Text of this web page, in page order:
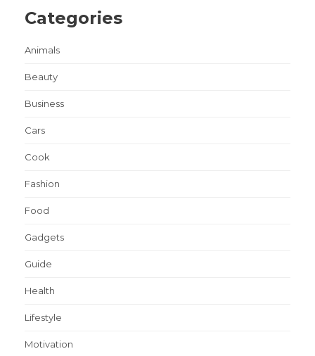
Categories
Animals
Beauty
Business
Cars
Cook
Fashion
Food
Gadgets
Guide
Health
Lifestyle
Motivation